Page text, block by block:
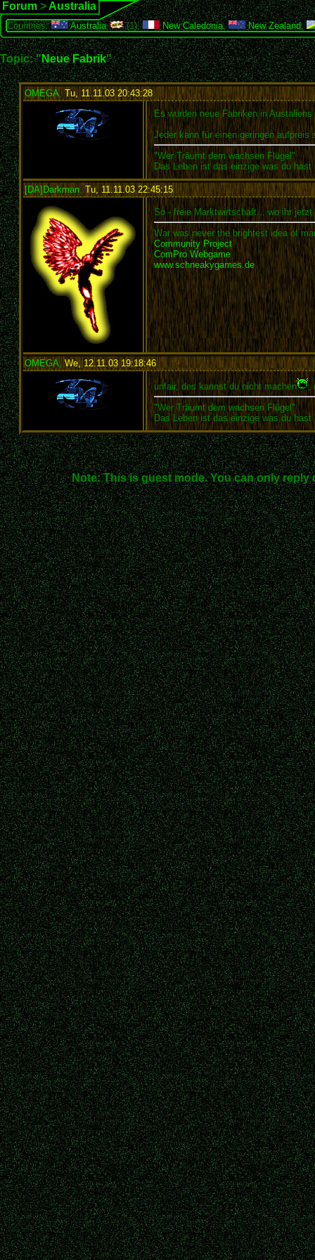
Forum > Australia
Countries: Australia (1), New Caledonia, New Zealand,
Topic: "Neue Fabrik"
OMEGA, Tu, 11.11.03 20:43:28:
Es wurden neue Fabriken in
Jeder kann für einen geringen aufpreis
"Wer Träumt dem wachsen Flügel"
Das Leben ist das einzige was du hast
[DA]Darkman, Tu, 11.11.03 22:45:15:
So - freie Marktwirtschaft... wo ihr
War was never the brightest idea of
Community Project
ComPro Webgame
www.schneakygames.de
OMEGA , We, 12.11.03 19:18:46:
unfair, des kannst du nicht machen ,
"Wer Träumt dem wachsen Flügel"
Das Leben ist das einzige was du hast
Note: This is guest mode. You can only